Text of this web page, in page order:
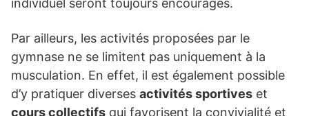
individuel seront toujours encouragés.
Par ailleurs, les activités proposées par le
gymnase ne se limitent pas uniquement à la
musculation. En effet, il est également possible
d’y pratiquer diverses activités sportives et
cours collectifs qui favorisent la convivialité et